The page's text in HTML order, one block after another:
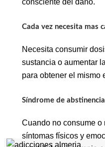
Cada vez necesita mas
Necesita consumir
sustancia o aumentar
para obtener el mismo
Síndrome de abstinencia
Cuando no consume
síntomas físicos y